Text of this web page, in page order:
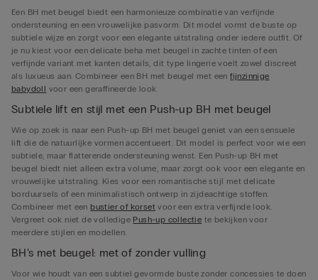
Een BH met beugel biedt een harmonieuze combinatie van verfijnde
ondersteuning en een vrouwelijke pasvorm. Dit model vormt de buste op
subtiele wijze en zorgt voor een elegante uitstraling onder iedere outfit. Of
je nu kiest voor een delicate beha met beugel in zachte tinten of een
verfijnde variant met kanten details, dit type lingerie voelt zowel discreet
als luxueus aan. Combineer een BH met beugel met eenfijnzinnige
babydoll voor een geraffineerde look.
Subtiele lift en stijl met een Push-up BH met beugel
Wie op zoek is naar een Push-up BH met beugel geniet van een sensuele
lift die de natuurlijke vormen accentueert. Dit model is perfect voor wie een
subtiele, maar flatterende ondersteuning wenst. Een Push-up BH met
beugel biedt niet alleen extra volume, maar zorgt ook voor een elegante en
vrouwelijke uitstraling. Kies voor een romantische stijl met delicate
borduursels of een minimalistisch ontwerp in zijdeachtige stoffen.
Combineer met eenbustier of korset voor een extra verfijnde look.
Vergreet ook niet de volledige Push-up collectie te bekijken voor
meerdere stijlen en modellen.
BH’s met beugel: met of zonder vulling
Voor wie houdt van een subtiel gevormde buste zonder concessies te doen